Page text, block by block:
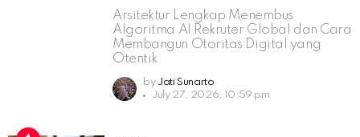
Arsitektur Lengkap Menembus
Algoritma AI Rekruter Global dan Cara
Membangun Otoritas Digital yang
Otentik
by Jati Sunarto
July 27, 2026, 10:59 pm